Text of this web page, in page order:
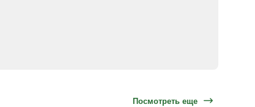
Посмотреть еще